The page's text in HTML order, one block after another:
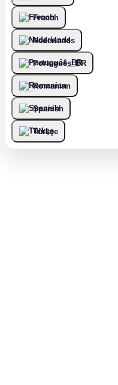
French
Nederlands
Português_BR
Romanian
Spanish
Türkçe